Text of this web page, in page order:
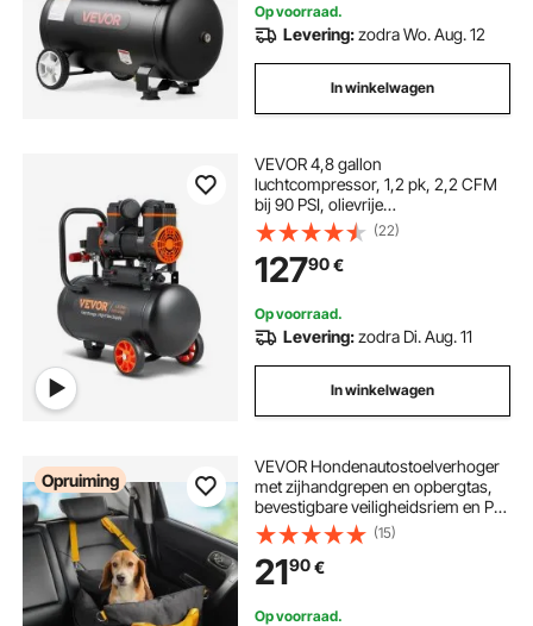
met wielen en handvat voor
werkplaats en doe-het-zelf.
Op voorraad.
Levering:zodra Wo. Aug. 12
In winkelwagen
VEVOR 4,8 gallon
luchtcompressor, 1,2 pk, 2,2 CFM
bij 90 PSI, olievrije
luchtcompressortank en max. 116
PSI druk, 70 dB ultrastille
compressor voor autoreparatie,
banden oppompen, spuitverven,
spijkeren van houtwerk
(22)
12790€
Op voorraad.
Levering:zodra Di. Aug. 11
In winkelwagen
Opruiming
VEVOR Hondenautostoelverhoger
met zijhandgrepen en opbergtas,
bevestigbare veiligheidsriem en PP-
katoenen vulling, Hondenautobed ​​
voor kleine honden tot 11 kg, Zwart
(15)
2190€
Op voorraad.